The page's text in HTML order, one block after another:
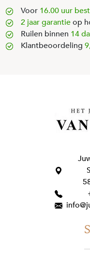
Voor 16.00 uur
2 jaar garantieop
Ruilen binnen 14
Klantbeoordeling